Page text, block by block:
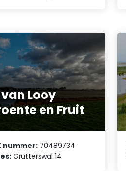
van Looy
en Fruit
nummer: 70489734
Grutterswal 14